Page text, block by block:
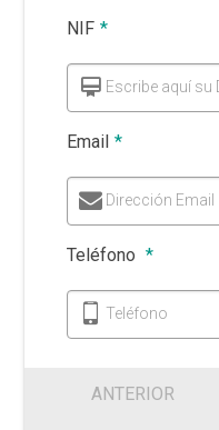
NIF *
Escribe aquí su
Email *
Dirección Email
Teléfono *
Teléfono
ANTERIOR